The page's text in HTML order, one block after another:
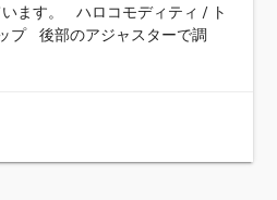
ます。 ハロコモディティ / ト
プ 後部のアジャスターで調